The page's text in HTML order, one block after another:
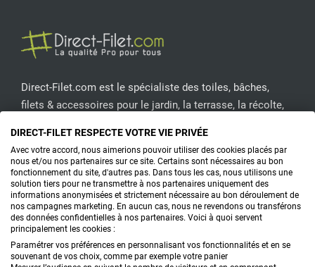
Direct-Filet.com est le spécialiste des toiles, bâches,
filets & accessoires pour le jardin, la terrasse, la récolte,
CONTACTEZ-NOUS
PRODUITS
CONSEILS
DIRECT-FILET RESPECTE VOTRE VIE PRIVÉE
Avec votre accord, nous aimerions pouvoir utiliser des cookies placés par
nous et/ou nos partenaires sur ce site. Certains sont nécessaires au bon
fonctionnement du site, d'autres pas. Dans tous les cas, nous utilisons une
solution tiers pour ne transmettre à nos partenaires uniquement des
informations anonymisées et strictement nécessaire au bon déroulement de
nos campagnes marketing. En aucun cas, nous ne revendons ou transférons
des données confidentielles à nos partenaires. Voici à quoi servent
principalement les cookies :
Paramétrer vos préférences en personnalisant vos fonctionnalités et en se
souvenant de vos choix, comme par exemple votre panier